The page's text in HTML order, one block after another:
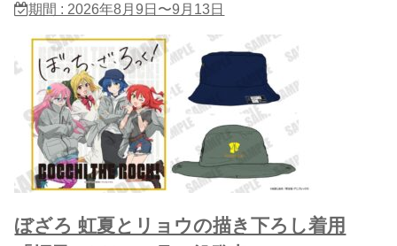
期間 : 2026年8月9日〜9月13日
ぼざろ 虹夏とリョウの描き下ろし着用